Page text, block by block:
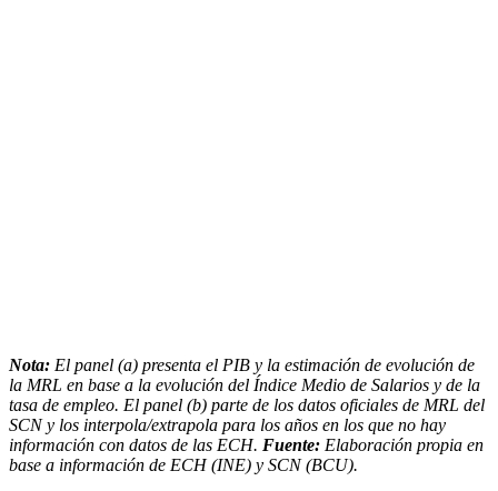
Nota: El panel (a) presenta el PIB y la estimación de evolución de
la MRL en base a la evolución del Índice Medio de Salarios y de la
tasa de empleo. El panel (b) parte de los datos oficiales de MRL del
SCN y los interpola/extrapola para los años en los que no hay
información con datos de las ECH. Fuente: Elaboración propia en
base a información de ECH (INE) y SCN (BCU).